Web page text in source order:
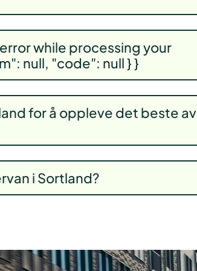
while processing your
null, "code": null } }
for å oppleve det beste av
i Sortland?